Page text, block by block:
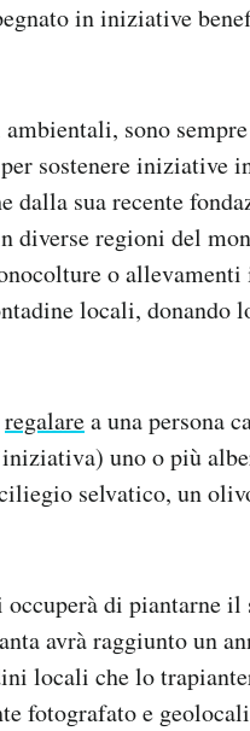
in iniziative
sono
sostenere iniziative
dalla sua recente
regioni del
o
locali, donando
regalarea una persona
uno o più
selvatico, un
occuperà di piantarne
avrà raggiunto un
locali che lo
fotografato e